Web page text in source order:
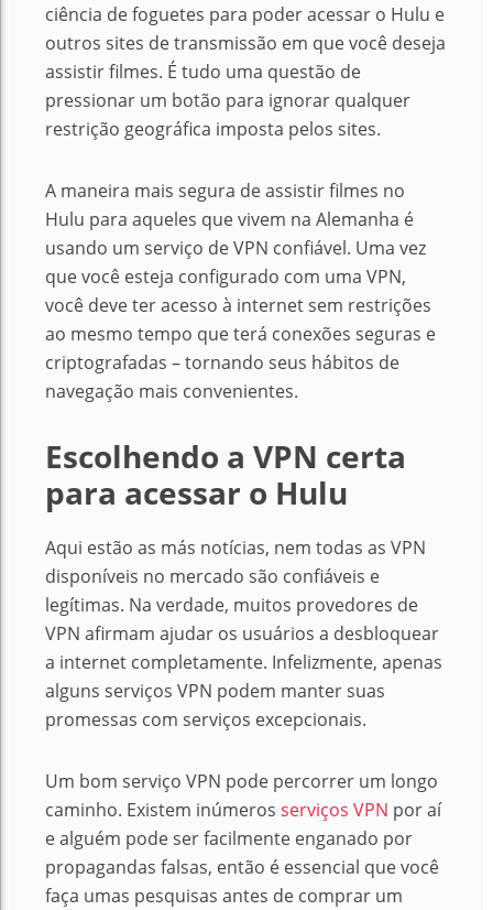
ciência de foguetes para poder acessar o Hulu e
outros sites de transmissão em que você deseja
assistir filmes. É tudo uma questão de
pressionar um botão para ignorar qualquer
restrição geográfica imposta pelos sites.
A maneira mais segura de assistir filmes no
Hulu para aqueles que vivem na Alemanha é
usando um serviço de VPN confiável. Uma vez
que você esteja configurado com uma VPN,
você deve ter acesso à internet sem restrições
ao mesmo tempo que terá conexões seguras e
criptografadas – tornando seus hábitos de
navegação mais convenientes.
Escolhendo a VPN certa
para acessar o Hulu
Aqui estão as más notícias, nem todas as VPN
disponíveis no mercado são confiáveis ​​e
legítimas. Na verdade, muitos provedores de
VPN afirmam ajudar os usuários a desbloquear
a internet completamente. Infelizmente, apenas
alguns serviços VPN podem manter suas
promessas com serviços excepcionais.
Um bom serviço VPN pode percorrer um longo
caminho. Existem inúmeros serviços VPN por aí
e alguém pode ser facilmente enganado por
propagandas falsas, então é essencial que você
faça umas pesquisas antes de comprar um